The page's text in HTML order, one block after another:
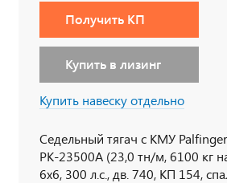
Получить КП
Купить в лизинг
Купить навеску отдельно
Седельный тягач с КМУ
PK-23500А (23,0 тн/м, 6100 кг
6х6, 300 л.с., дв. 740, КП 154,